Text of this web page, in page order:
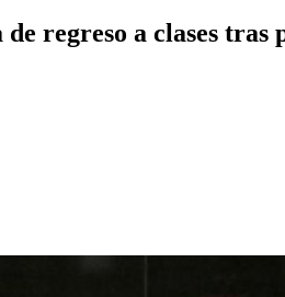
regreso a clases tras